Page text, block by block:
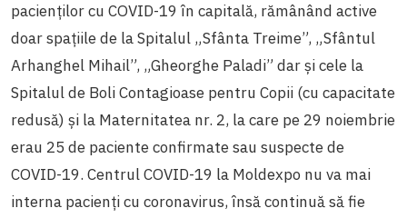
pacienților cu COVID-19 în capitală, rămânând active
doar spațiile de la Spitalul „Sfânta Treime”, „Sfântul
Arhanghel Mihail”, „Gheorghe Paladi” dar și cele la
Spitalul de Boli Contagioase pentru Copii (cu capacitate
redusă) și la Maternitatea nr. 2, la care pe 29 noiembrie
erau 25 de paciente confirmate sau suspecte de
COVID-19. Centrul COVID-19 la Moldexpo nu va mai
interna pacienți cu coronavirus, însă continuă să fie